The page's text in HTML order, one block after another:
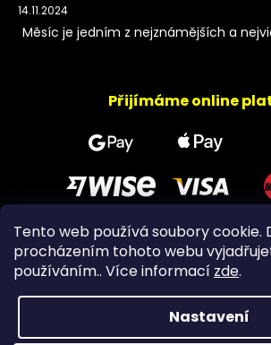
Tento web používá soubory cookie.
procházením tohoto webu
používáním.. Více informací zde.
Nastavení
14.11.2024
Měsíc je jedním z nejznámějších a
Přijímáme online
Copyright 2026PeltramMinerals.
vyhrazena.